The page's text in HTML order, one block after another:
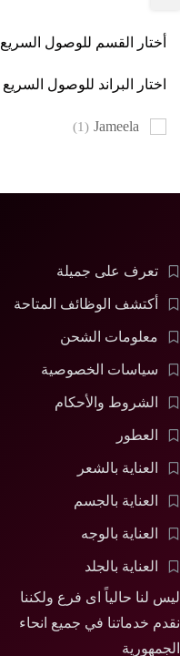
أختار القسم للوصول السريع
اختار البراند للوصول السريع
Jameela
(1)
تعرف على جميلة
أكتشف الوظائف المتاحة
معلومات الشحن
سياسات الخصوصية
الشروط والأحكام
العطور
العناية بالشعر
العناية بالجسم
العناية بالوجه
العناية بالجلد
ليس لنا حالياً اى فرع ولكننا
نقدم خدماتنا في جميع انحاء
الجمهورية